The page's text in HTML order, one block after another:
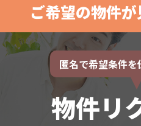
ご希望の物件
匿名で希望条件を
物件リ